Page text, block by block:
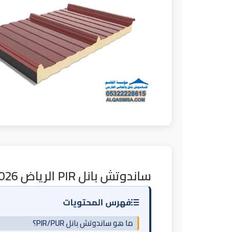
ساندوتش بانل PIR الرياض 2026 | أفضل عزل حراري للمخازن المبردة
فهرس المحتويات
ما هو ساندوتش بانل PIR/PUR؟